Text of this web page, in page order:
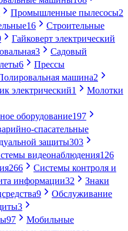
Промышленные пылесосы2
16
Строительные
Гайковерт электрический
3
Садовый
6
Прессы
машина2
электрический1
Молотки
оборудование197
спасательные
защиты303
видеонаблюдения126
266
Системы контроля и
информации32
Знаки
9
Обслуживание
3
97
Мобильные